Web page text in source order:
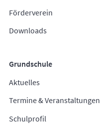
Förderverein
Downloads
Grundschule
Aktuelles
Termine & Veranstaltungen
Schulprofil